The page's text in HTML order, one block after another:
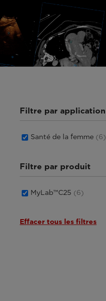
Filtre par application
Santé de la femme (6)
Filtre par produit
MyLab™C25 (6)
Effacer tous les filtres